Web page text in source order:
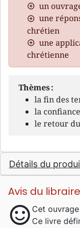
un
une
chrétien
une
chrétienne
Thèmes :
la fin des
la
le retour
Détails du
Avis du libraire
sentiment_satisfied Cet
Ce livre